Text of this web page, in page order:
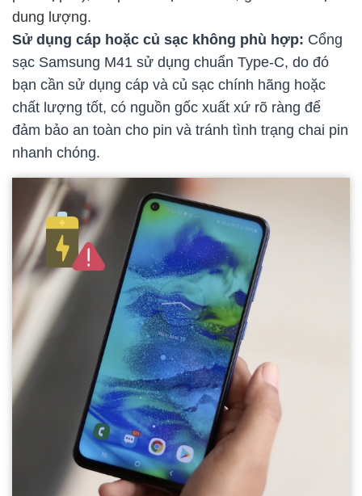
dung lượng.
Sử dụng cáp hoặc củ sạc không phù hợp: Cổng
sạc Samsung M41 sử dụng chuẩn Type-C, do đó
bạn cần sử dụng cáp và củ sạc chính hãng hoặc
chất lượng tốt, có nguồn gốc xuất xứ rõ ràng để
đảm bảo an toàn cho pin và tránh tình trạng chai pin
nhanh chóng.